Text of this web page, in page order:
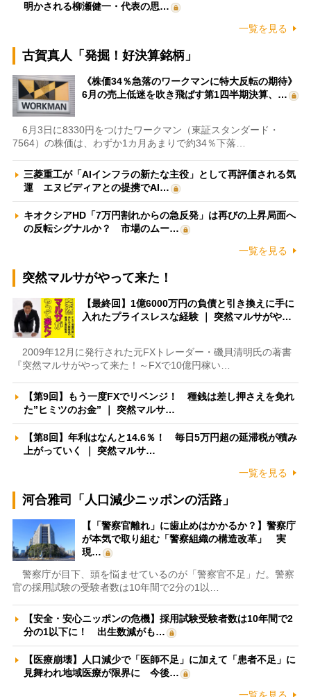
明かされる柳瀬健一・代表の思…
一覧を見る
古賀真人「発掘！好決算銘柄」
《株価34％急落のワークマンに特大反転の期待》
6月の売上低迷を吹き飛ばす第1四半期決算、…
6月3日に8330円をつけたワークマン（東証スタンダード・
7564）の株価は、わずか1カ月あまりで約34％下落…
三菱重工が「AIインフラの新たな主役」として再評価される気
運 エヌビディアとの提携でAI…
キオクシアHD「7万円割れからの急反発」は再びの上昇局面へ
の反転シグナルか？ 市場のムー…
一覧を見る
突然マルサがやって来た！
【最終回】1億6000万円の負債と引き換えに手に
入れたプライスレスな経験 ｜ 突然マルサがや…
2009年12月に発行された元FXトレーダー・磯貝清明氏の著書
『突然マルサがやって来た！～FXで10億円稼い…
【第9回】もう一度FXでリベンジ！ 種銭は差し押さえを免れ
た”ヒミツのお金” ｜ 突然マルサ…
【第8回】年利はなんと14.6％！ 毎日5万円超の延滞税が積み
上がっていく ｜ 突然マルサ…
一覧を見る
河合雅司「人口減少ニッポンの活路」
【「警察官離れ」に歯止めはかかるか？】警察庁
が本気で取り組む「警察組織の構造改革」 実
現…
警察庁が目下、頭を悩ませているのが「警察官不足」だ。警察
官の採用試験の受験者数は10年間で2分の1以…
【安全・安心ニッポンの危機】採用試験受験者数は10年間で2
分の1以下に！ 出生数減がも…
【医療崩壊】人口減少で「医師不足」に加えて「患者不足」に
見舞われ地域医療が限界に 今後…